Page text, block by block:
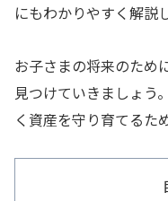
にもわかりやすく解説
お子さまの将来のため
見つけていきましょう
く資産を守り育てるた